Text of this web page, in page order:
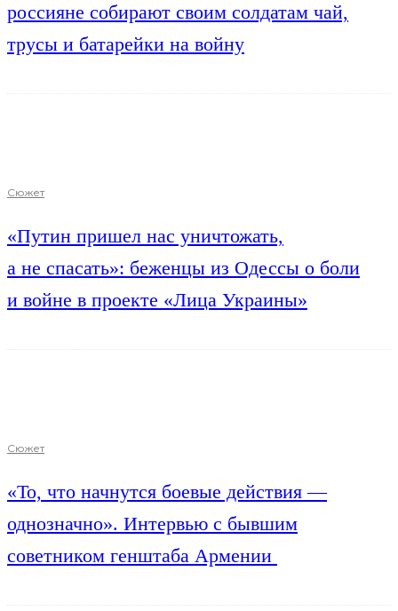
россияне собирают своим солдатам чай,
трусы и батарейки на войну
Сюжет
«Путин пришел нас уничтожать,
а не спасать»: беженцы из Одессы о боли
и войне в проекте «Лица Украины»
Сюжет
«То, что начнутся боевые действия —
однозначно». Интервью с бывшим
советником генштаба Армении